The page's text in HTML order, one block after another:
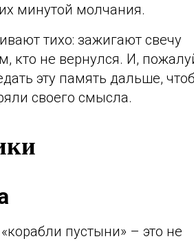
минутой молчания.
тихо: зажигают свечу
кто не вернулся. И,
эту память дальше,
своего смысла.
пустыни» – это не